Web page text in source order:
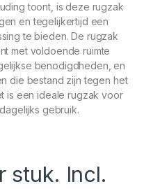
toont, is deze rugzak
en tegelijkertijd een
te bieden. De rugzak
met voldoende ruimte
benodigdheden, en
die bestand zijn tegen het
is een ideale rugzak voor
gebruik.
stuk. Incl.